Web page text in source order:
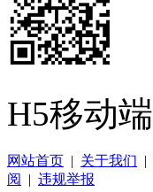
H5移动端
网站首页 | 关于我们 |
阅
| 违规举报